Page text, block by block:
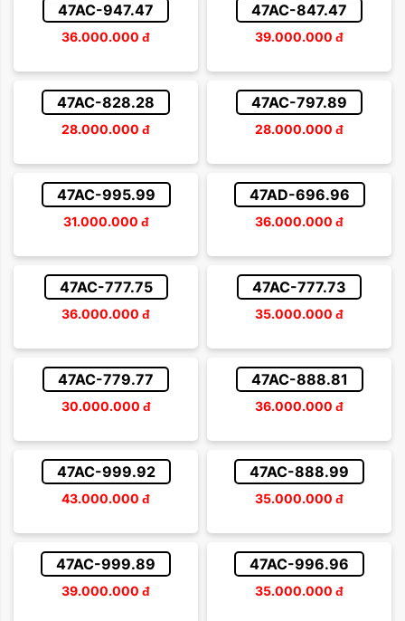
47AC-947.47
36.000.000 đ
47AC-847.47
39.000.000 đ
47AC-828.28
28.000.000 đ
47AC-797.89
28.000.000 đ
47AC-995.99
31.000.000 đ
47AD-696.96
36.000.000 đ
47AC-777.75
36.000.000 đ
47AC-777.73
35.000.000 đ
47AC-779.77
30.000.000 đ
47AC-888.81
36.000.000 đ
47AC-999.92
43.000.000 đ
47AC-888.99
35.000.000 đ
47AC-999.89
39.000.000 đ
47AC-996.96
35.000.000 đ